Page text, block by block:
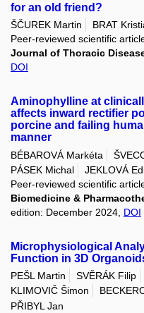
for an old friend?
ŠČUREK Martin
BRAT
Peer-reviewed scientific
Journal of Thoracic
DOI
Aminophylline at
affects inward rectifier
porcine and failing
manner
BÉBAROVÁ Markéta
PÁSEK Michal
JEKLOVÁ
Peer-reviewed scientific
Biomedicine &
edition: December 2024, DOI
Microphysiological
Function in 3D
PEŠL Martin SVĚRÁK Filip
KLIMOVIČ Šimon
PŘIBYL Jan